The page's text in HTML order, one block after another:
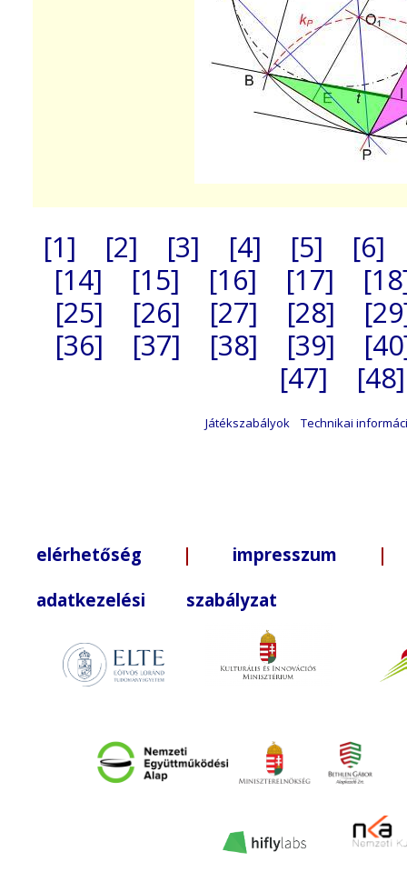
[1] [2] [3] [4] [5]
[6]
[14]
[15] [16] [17]
[25]
[26] [27] [28]
[36]
[37] [38] [39]
[47]
[48]
Játékszabályok Technikai
elérhetőség | impresszum |
adatkezelési szabályzat